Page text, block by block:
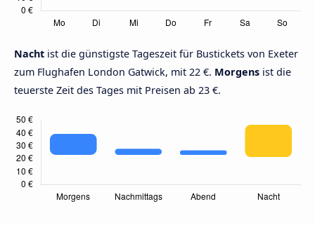
Nacht ist die günstigste Tageszeit für Bustickets von Exeter
zum Flughafen London Gatwick, mit 22 €. Morgens ist die
teuerste Zeit des Tages mit Preisen ab 23 €.